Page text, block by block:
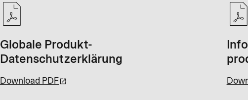
Globale Produkt-
Datenschutzerklärung
Download PDF